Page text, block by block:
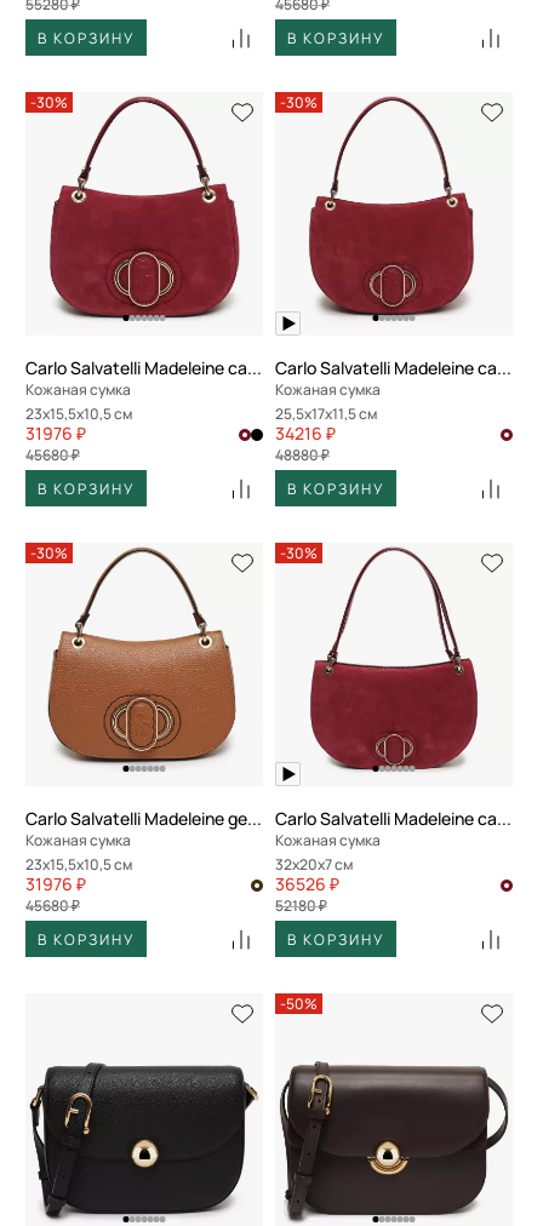
55280 ₽
В КОРЗИНУ
45680 ₽
В КОРЗИНУ
-30%
Carlo Salvatelli Madeleine camoscio
Кожаная сумка
23x15,5x10,5 см
31976 ₽
45680 ₽
В КОРЗИНУ
-30%
Carlo Salvatelli Madeleine camoscio
Кожаная сумка
25,5x17x11,5 см
34216 ₽
48880 ₽
В КОРЗИНУ
-30%
Carlo Salvatelli Madeleine gemma
Кожаная сумка
23x15,5x10,5 см
31976 ₽
45680 ₽
В КОРЗИНУ
-30%
Carlo Salvatelli Madeleine camoscio
Кожаная сумка
32x20x7 см
36526 ₽
52180 ₽
В КОРЗИНУ
-50%